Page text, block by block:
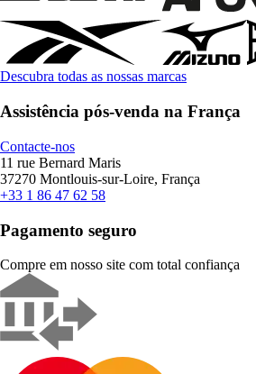
Descubra todas as nossas marcas
Assistência pós-venda na França
Contacte-nos
11 rue Bernard Maris
37270 Montlouis-sur-Loire, França
+33 1 86 47 62 58
Pagamento seguro
Compre em nosso site com total confiança